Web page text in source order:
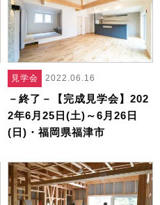
見学会 2022.06.16
－終了－【完成見学会】202
2年6月25日(土)～6月26日
(日)・福岡県福津市